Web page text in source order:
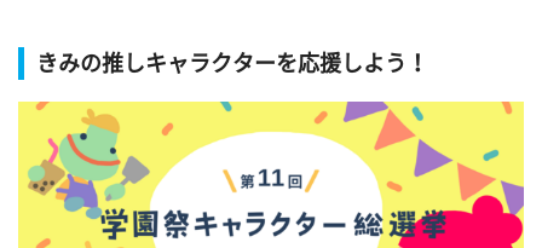
きみの推しキャラクターを応援しよう！